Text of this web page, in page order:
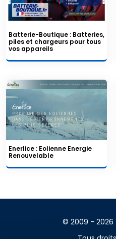
Batterie-Boutique : Batteries,
piles et chargeurs pour tous
vos appareils
Enerlice : Eolienne Energie
Renouvelable
© 2009 - 2026